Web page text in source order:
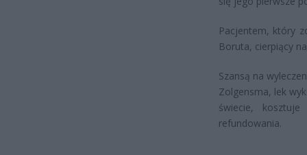
Pacjentem, który
Boruta, cierpiący
Szansą na
Zolgensma, lek
świecie,
refundowania.